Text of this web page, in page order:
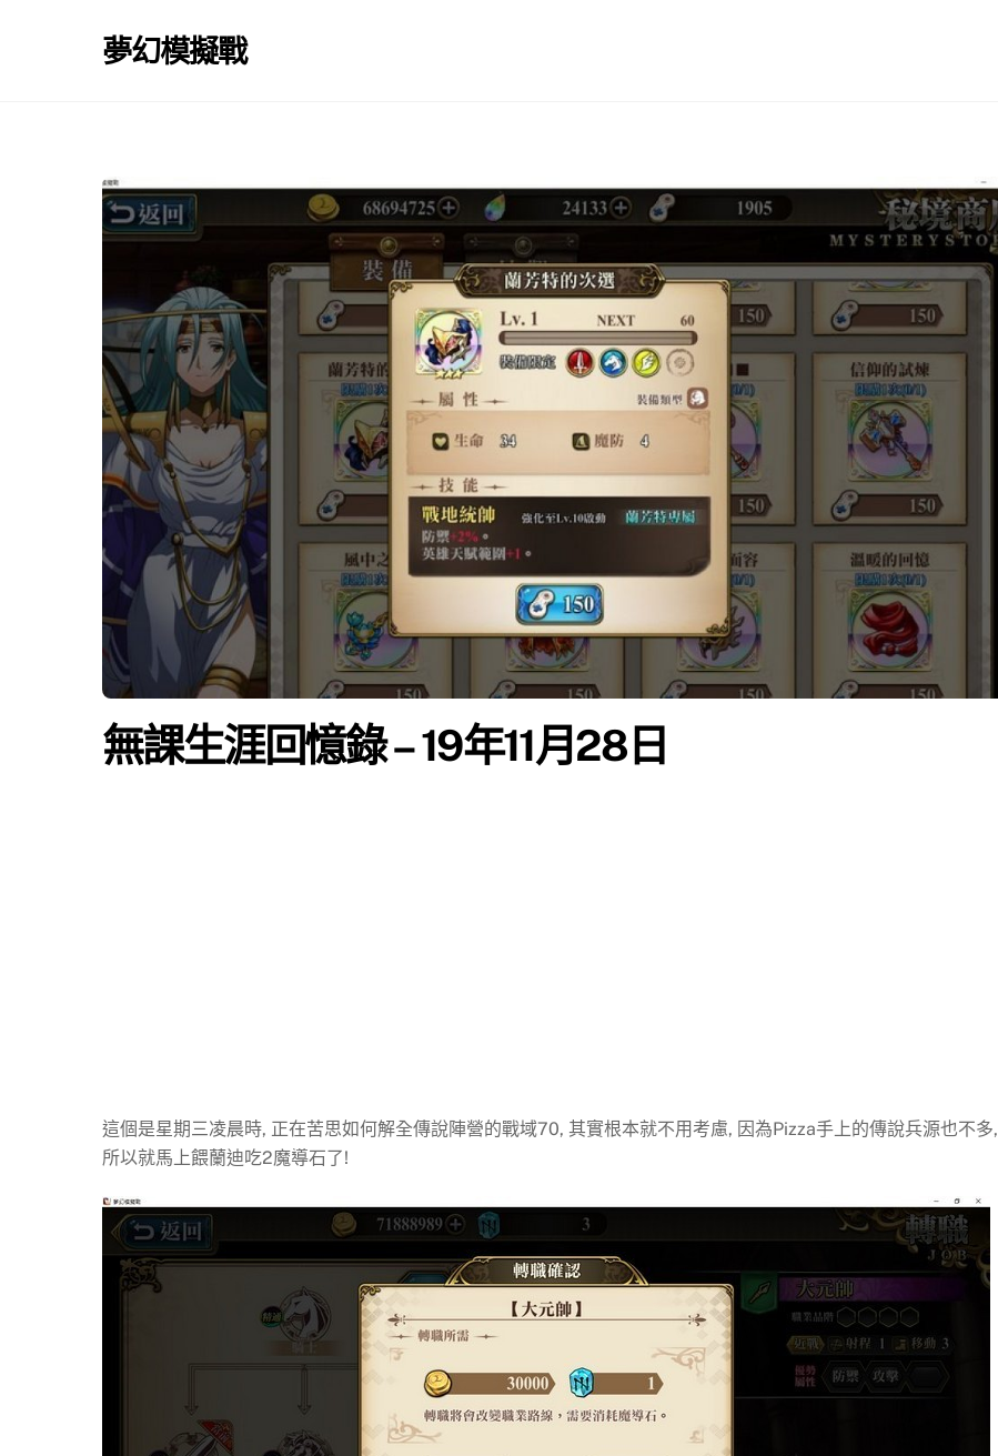
夢幻模擬戰
無課生涯回憶錄 – 19年11月28日
這個是星期三凌晨時, 正在苦思如何解全傳說陣營的戰域70, 其實根本就不用考慮, 因為Pizza手上的傳說兵源也不多,
所以就馬上餵蘭迪吃2魔導石了!